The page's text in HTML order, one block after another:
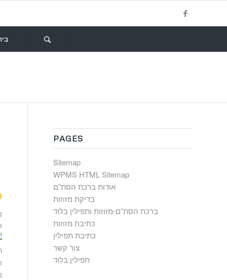
PAGES
Sitemap
WPMS HTML Sitemap
אודות ברכת הסת”ם
בדיקת מזוזות
ברכת הסת”ם-מזוזות ותפילין בלוד
כתיבת מזוזות
כתיבת תפילין
צור קשר
תפילין בלוד